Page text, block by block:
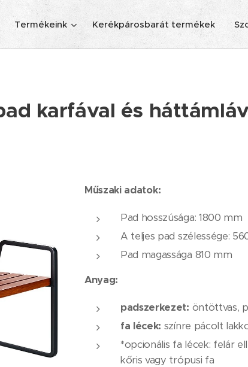
Termékeink Kerékpárosbarát termékek
karfával és
Műszaki adatok:
Pad hosszúsága: 1800 mm
A teljes pad szélessége:
Pad magassága 810 mm
Anyag:
padszerkezet: öntöttvas,
fa lécek: színre pácolt
*opcionális fa lécek: felár
kőris vagy trópusi fa